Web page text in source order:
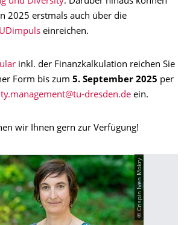
2025 erstmals auch über die
einreichen.
inkl. der Finanzkalkulation reichen Sie
Form bis zum 5. September 2025 per
ein.
wir Ihnen gern zur Verfügung!
© Crispin Iven Mokry